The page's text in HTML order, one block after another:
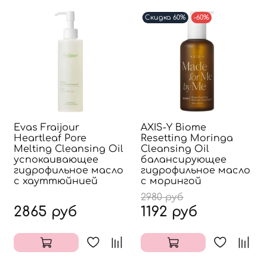
Evas Fraijour
Heartleaf Pore
Melting Cleansing Oil
успокаивающее
гидрофильное масло
с хауттюйнией
2865 руб
Скидка 60% -60%
AXIS-Y Biome
Resetting Moringa
Cleansing Oil
балансирующее
гидрофильное масло
с морингой
2980 руб
1192 руб